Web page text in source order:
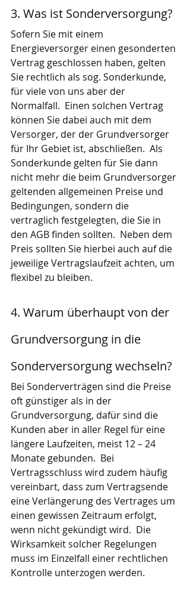
3. Was ist Sonderversorgung?
Sofern Sie mit einem
Energieversorger einen gesonderten
Vertrag geschlossen haben, gelten
Sie rechtlich als sog. Sonderkunde,
für viele von uns aber der
Normalfall.  Einen solchen Vertrag
können Sie dabei auch mit dem
Versorger, der der Grundversorger
für Ihr Gebiet ist, abschließen.  Als
Sonderkunde gelten für Sie dann
nicht mehr die beim Grundversorger
geltenden allgemeinen Preise und
Bedingungen, sondern die
vertraglich festgelegten, die Sie in
den AGB finden sollten.  Neben dem
Preis sollten Sie hierbei auch auf die
jeweilige Vertragslaufzeit achten, um
flexibel zu bleiben.
4. Warum überhaupt von der
Grundversorgung in die
Sonderversorgung wechseln?
Bei Sonderverträgen sind die Preise
oft günstiger als in der
Grundversorgung, dafür sind die
Kunden aber in aller Regel für eine
längere Laufzeiten, meist 12 – 24
Monate gebunden.  Bei
Vertragsschluss wird zudem häufig
vereinbart, dass zum Vertragsende
eine Verlängerung des Vertrages um
einen gewissen Zeitraum erfolgt,
wenn nicht gekündigt wird.  Die
Wirksamkeit solcher Regelungen
muss im Einzelfall einer rechtlichen
Kontrolle unterzogen werden.